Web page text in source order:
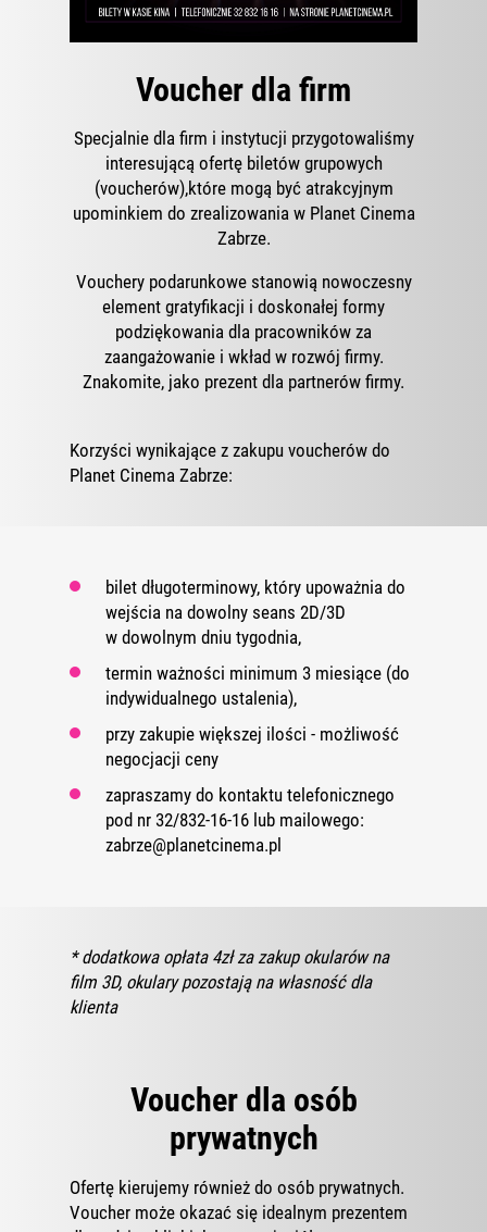
Voucher dla firm
Specjalnie dla firm i instytucji przygotowaliśmy
interesującą ofertę biletów grupowych
(voucherów),które mogą być atrakcyjnym
upominkiem do zrealizowania w Planet Cinema
Zabrze.
Vouchery podarunkowe stanowią nowoczesny
element gratyfikacji i doskonałej formy
podziękowania dla pracowników za
zaangażowanie i wkład w rozwój firmy.
Znakomite, jako prezent dla partnerów firmy.
Korzyści wynikające z zakupu voucherów do
Planet Cinema Zabrze:
bilet długoterminowy, który upoważnia do
wejścia na dowolny seans 2D/3D
w dowolnym dniu tygodnia,
termin ważności minimum 3 miesiące (do
indywidualnego ustalenia),
przy zakupie większej ilości - możliwość
negocjacji ceny
zapraszamy do kontaktu telefonicznego
pod nr 32/832-16-16 lub mailowego:
zabrze@planetcinema.pl
* dodatkowa opłata 4zł za zakup okularów na
film 3D, okulary pozostają na własność dla
klienta
Voucher dla osób
prywatnych
Ofertę kierujemy również do osób prywatnych.
Voucher może okazać się idealnym prezentem